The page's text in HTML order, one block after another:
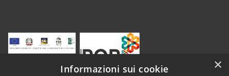
×
Informazioni sui cookie